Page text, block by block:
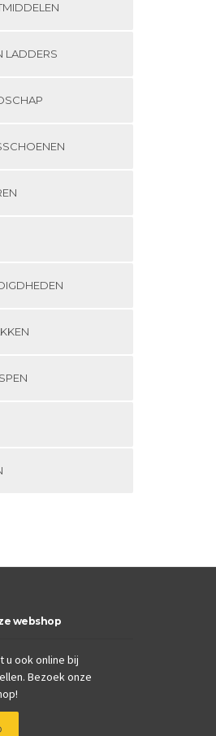
LADDERS
webshop
u ook online bij
Bezoek onze